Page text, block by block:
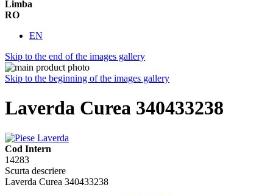
Limba
RO
EN
Skip to the end of the images gallery
Skip to the beginning of the images gallery
Laverda Curea 340433238
Cod Intern
14283
Scurta descriere
Laverda Curea 340433238